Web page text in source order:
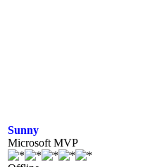
Sunny
Microsoft MVP